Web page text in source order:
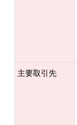
主要取引先